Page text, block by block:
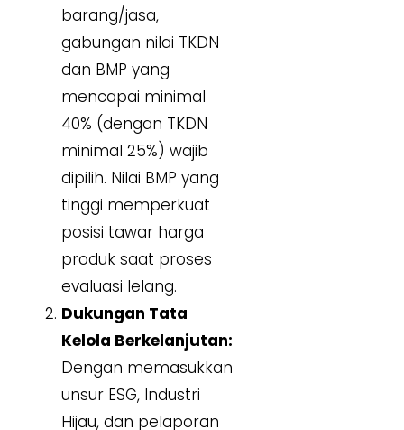
barang/jasa,
gabungan nilai TKDN
dan BMP yang
mencapai minimal
40% (dengan TKDN
minimal 25%) wajib
dipilih. Nilai BMP yang
tinggi memperkuat
posisi tawar harga
produk saat proses
evaluasi lelang.
Dukungan Tata
Kelola Berkelanjutan:
Dengan memasukkan
unsur ESG, Industri
Hijau, dan pelaporan